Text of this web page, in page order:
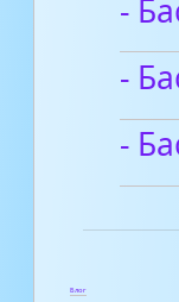
-
-
-
Блог